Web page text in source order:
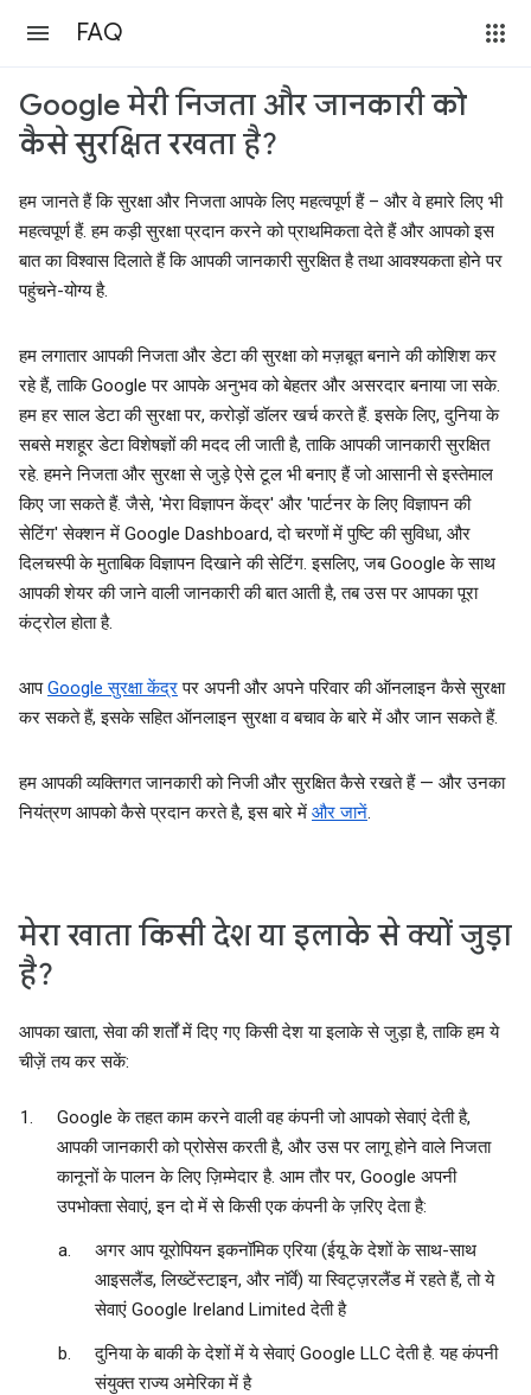
FAQ
Google मेरी निजता और जानकारी को
कैसे सुरक्षित रखता है?
हम जानते हैं कि सुरक्षा और निजता आपके लिए महत्वपूर्ण हैं – और वे हमारे लिए भी
महत्वपूर्ण हैं. हम कड़ी सुरक्षा प्रदान करने को प्राथमिकता देते हैं और आपको इस
बात का विश्वास दिलाते हैं कि आपकी जानकारी सुरक्षित है तथा आवश्यकता होने पर
पहुंचने-योग्य है.
हम लगातार आपकी निजता और डेटा की सुरक्षा को मज़बूत बनाने की कोशिश कर
रहे हैं, ताकि Google पर आपके अनुभव को बेहतर और असरदार बनाया जा सके.
हम हर साल डेटा की सुरक्षा पर, करोड़ों डॉलर खर्च करते हैं. इसके लिए, दुनिया के
सबसे मशहूर डेटा विशेषज्ञों की मदद ली जाती है, ताकि आपकी जानकारी सुरक्षित
रहे. हमने निजता और सुरक्षा से जुड़े ऐसे टूल भी बनाए हैं जो आसानी से इस्तेमाल
किए जा सकते हैं. जैसे, 'मेरा विज्ञापन केंद्र' और 'पार्टनर के लिए विज्ञापन की
सेटिंग' सेक्शन में Google Dashboard, दो चरणों में पुष्टि की सुविधा, और
दिलचस्पी के मुताबिक विज्ञापन दिखाने की सेटिंग. इसलिए, जब Google के साथ
आपकी शेयर की जाने वाली जानकारी की बात आती है, तब उस पर आपका पूरा
कंट्रोल होता है.
आपGoogle सुरक्षा केंद्रपर अपनी और अपने परिवार की ऑनलाइन कैसे सुरक्षा
कर सकते हैं, इसके सहित ऑनलाइन सुरक्षा व बचाव के बारे में और जान सकते हैं.
हम आपकी व्यक्तिगत जानकारी को निजी और सुरक्षित कैसे रखते हैं — और उनका
नियंत्रण आपको कैसे प्रदान करते है, इस बारे में और जानें.
मेरा खाता किसी देश या इलाके से क्यों जुड़ा
है?
आपका खाता, सेवा की शर्तों में दिए गए किसी देश या इलाके से जुड़ा है, ताकि हम ये
चीज़ें तय कर सकें:
Google के तहत काम करने वाली वह कंपनी जो आपको सेवाएं देती है,
आपकी जानकारी को प्रोसेस करती है, और उस पर लागू होने वाले निजता
कानूनों के पालन के लिए ज़िम्मेदार है. आम तौर पर, Google अपनी
उपभोक्ता सेवाएं, इन दो में से किसी एक कंपनी के ज़रिए देता है:
अगर आप यूरोपियन इकनॉमिक एरिया (ईयू के देशों के साथ-साथ
आइसलैंड, लिख्टेंस्टाइन, और नॉर्वे) या स्विट्ज़रलैंड में रहते हैं, तो ये
सेवाएं Google Ireland Limited देती है
दुनिया के बाकी के देशों में ये सेवाएं Google LLC देती है. यह कंपनी
संयुक्त राज्य अमेरिका में है